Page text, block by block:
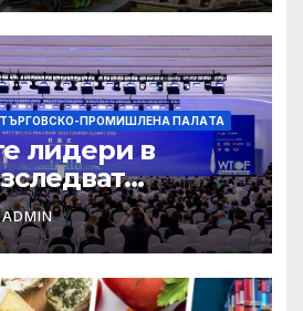
ПРОМИШЛЕНА ПАЛAТА
лидери в
пътуването,
от AI
ADMIN